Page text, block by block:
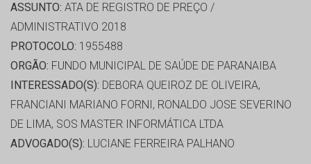
ASSUNTO: ATA DE REGISTRO DE PREÇO /
ADMINISTRATIVO 2018
PROTOCOLO: 1955488
ORGÃO: FUNDO MUNICIPAL DE SAÚDE DE PARANAIBA
INTERESSADO(S): DEBORA QUEIROZ DE OLIVEIRA,
FRANCIANI MARIANO FORNI, RONALDO JOSE SEVERINO
DE LIMA, SOS MASTER INFORMÁTICA LTDA
ADVOGADO(S): LUCIANE FERREIRA PALHANO